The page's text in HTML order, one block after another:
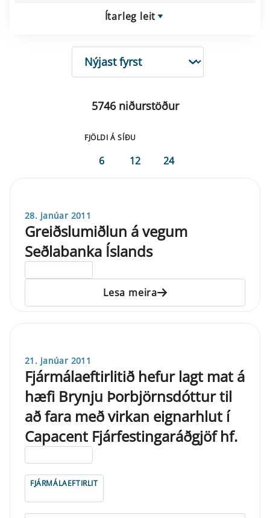
Ítarleg leit
RÖÐUN
5746 niðurstöður
FJÖLDI Á SÍÐU
6 12 24
28. janúar 2011
Greiðslumiðlun á vegum
Seðlabanka Íslands
Lesa meira
21. janúar 2011
Fjármálaeftirlitið hefur lagt mat á
hæfi Brynju Þorbjörnsdóttur til
að fara með virkan eignarhlut í
Capacent Fjárfestingaráðgjöf hf.
FJÁRMÁLAEFTIRLIT